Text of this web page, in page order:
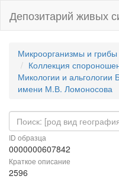
Депозитарий живых
Микроорганизмы и грибы
Коллекция
Микологии и альгологии
имени М.В. Ломоносова
ID образца
0000000607842
Краткое описание
2596